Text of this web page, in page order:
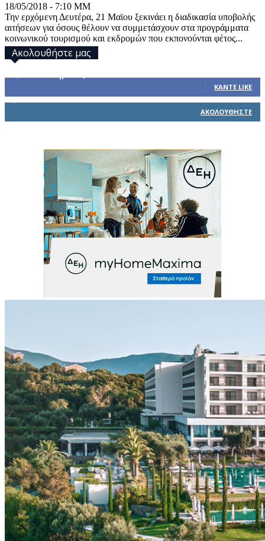
18/05/2018 - 7:10 ΜΜ
Την ερχόμενη Δευτέρα, 21 Μαϊου ξεκινάει η διαδικασία υποβολής
αιτήσεων για όσους θέλουν να συμμετάσχουν στα προγράμματα
κοινωνικού τουρισμού και εκδρομών που εκπονούνται φέτος...
Ακολουθήστε μας
ΚΆΝΤΕ LIKE
1,914 Ακόλουθοι
ΑΚΟΛΟΥΘΉΣΤΕ